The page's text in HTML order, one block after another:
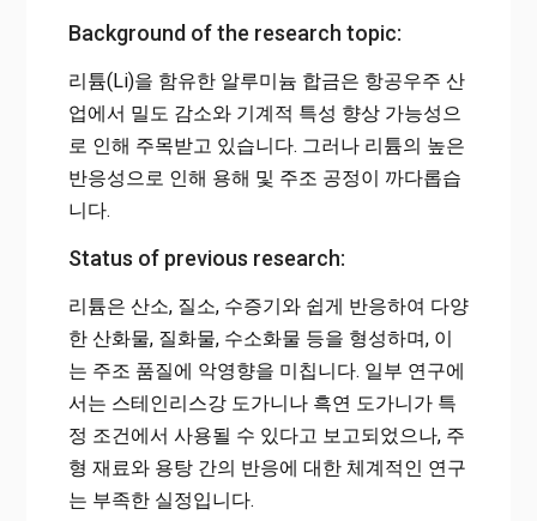
Background of the research topic:
리튬(Li)을 함유한 알루미늄 합금은 항공우주 산
업에서 밀도 감소와 기계적 특성 향상 가능성으
로 인해 주목받고 있습니다. 그러나 리튬의 높은
반응성으로 인해 용해 및 주조 공정이 까다롭습
니다.
Status of previous research:
리튬은 산소, 질소, 수증기와 쉽게 반응하여 다양
한 산화물, 질화물, 수소화물 등을 형성하며, 이
는 주조 품질에 악영향을 미칩니다. 일부 연구에
서는 스테인리스강 도가니나 흑연 도가니가 특
정 조건에서 사용될 수 있다고 보고되었으나, 주
형 재료와 용탕 간의 반응에 대한 체계적인 연구
는 부족한 실정입니다.